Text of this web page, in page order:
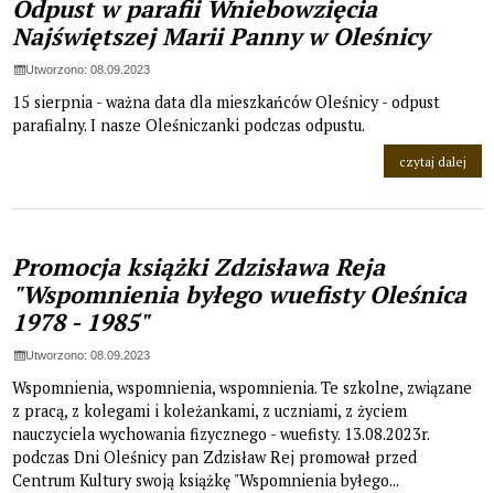
Odpust w parafii Wniebowzięcia
Najświętszej Marii Panny w Oleśnicy
Utworzono: 08.09.2023
15 sierpnia - ważna data dla mieszkańców Oleśnicy - odpust
parafialny. I nasze Oleśniczanki podczas odpustu.
czytaj dalejna
Promocja książki Zdzisława Reja
"Wspomnienia byłego wuefisty Oleśnica
1978 - 1985"
Utworzono: 08.09.2023
Wspomnienia, wspomnienia, wspomnienia. Te szkolne, związane
z pracą, z kolegami i koleżankami, z uczniami, z życiem
nauczyciela wychowania fizycznego - wuefisty. 13.08.2023r.
podczas Dni Oleśnicy pan Zdzisław Rej promował przed
Centrum Kultury swoją książkę "Wspomnienia byłego...